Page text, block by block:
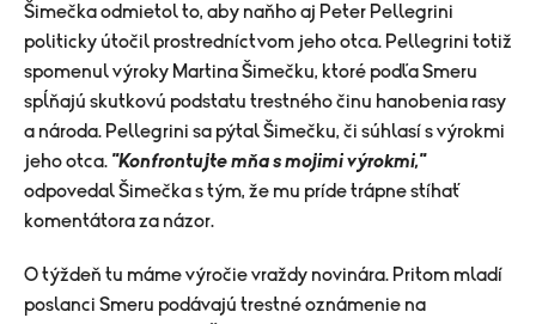
Šimečka odmietol to, aby naňho aj Peter Pellegrini
politicky útočil prostredníctvom jeho otca. Pellegrini totiž
spomenul výroky Martina Šimečku, ktoré podľa Smeru
spĺňajú skutkovú podstatu trestného činu hanobenia rasy
a národa. Pellegrini sa pýtal Šimečku, či súhlasí s výrokmi
jeho otca. "Konfrontujte mňa s mojimi výrokmi,"
odpovedal Šimečka s tým, že mu príde trápne stíhať
komentátora za názor.
O týždeň tu máme výročie vraždy novinára. Pritom mladí
poslanci Smeru podávajú trestné oznámenie na